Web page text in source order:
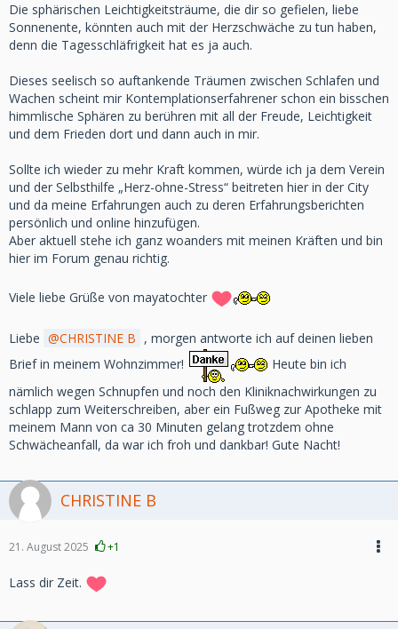
Die sphärischen Leichtigkeitsträume, die dir so gefielen, liebe
Sonnenente, könnten auch mit der Herzschwäche zu tun haben,
denn die Tagesschläfrigkeit hat es ja auch.
Dieses seelisch so auftankende Träumen zwischen Schlafen und
Wachen scheint mir Kontemplationserfahrener schon ein bisschen
himmlische Sphären zu berühren mit all der Freude, Leichtigkeit
und dem Frieden dort und dann auch in mir.
Sollte ich wieder zu mehr Kraft kommen, würde ich ja dem Verein
und der Selbsthilfe „Herz-ohne-Stress“ beitreten hier in der City
und da meine Erfahrungen auch zu deren Erfahrungsberichten
persönlich und online hinzufügen.
Aber aktuell stehe ich ganz woanders mit meinen Kräften und bin
hier im Forum genau richtig.
Viele liebe Grüße von mayatochter
Liebe CHRISTINE B , morgen antworte ich auf deinen lieben
Brief in meinem Wohnzimmer!
Heute bin ich
nämlich wegen Schnupfen und noch den Kliniknachwirkungen zu
schlapp zum Weiterschreiben, aber ein Fußweg zur Apotheke mit
meinem Mann von ca 30 Minuten gelang trotzdem ohne
Schwächeanfall, da war ich froh und dankbar! Gute Nacht!
CHRISTINE B
21. August 2025 +1
Lass dir Zeit.